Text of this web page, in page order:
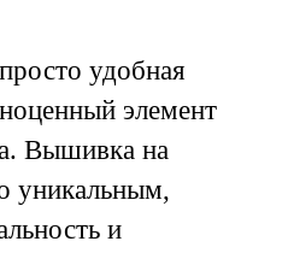
удобная
элемент
Вышивка на
уникальным,
и